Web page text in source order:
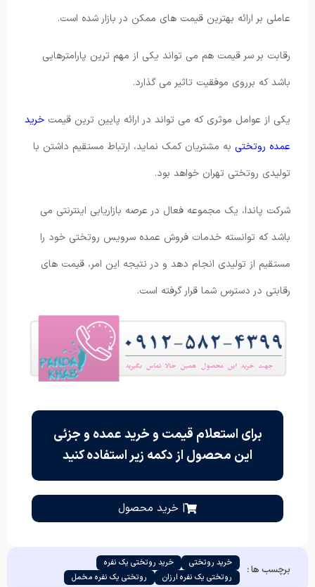
عاملی بر ارائه بهترین قیمت های ممکن در بازار شده است.
رقابت بر سر قیمت هم می تواند یکی از مهم ترین پارامترهایی
باشد که برروی موفقیت تاثیر می گذارد.
یکی از عوامل موثری که می تواند در ارائه پایین ترین قیمت خرید
عمده روتختی به مشتریان کمک نماید، ارتباط مستقیم داشتن با
تولیدی روتختی تهران خواهد بود.
شرکت پاندا، یک مجموعه فعال در عرصه بازاریابی اینترنتی می
باشد که توانسته خدمات فروش عمده سرویس روتختی خود را
مستقیم از تولیدی انجام دهد و در نتیجه این امر، قیمت های
رقابتی در دسترس شما قرار گرفته است.
برای استعلام قیمت و خرید عمده و جزئی
این محصول از دکمه زیر استفاده کنید
| خرید محصول
برچسب ها : خرید روتختی
خرید روتختی یک نفره
روتختی یک نفره ارزان
روتختی یک نفره مخمل